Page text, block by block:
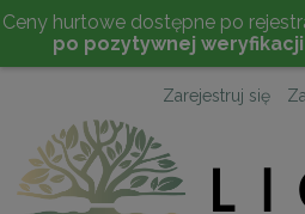
Ceny hurtowe dostępne po
po pozytywnej
Zarejestruj się